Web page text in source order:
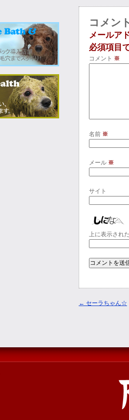
コメン
メールア
必須項目
コメント ※
名前 ※
メール ※
サイト
上に表示され
← セーラちゃん☆